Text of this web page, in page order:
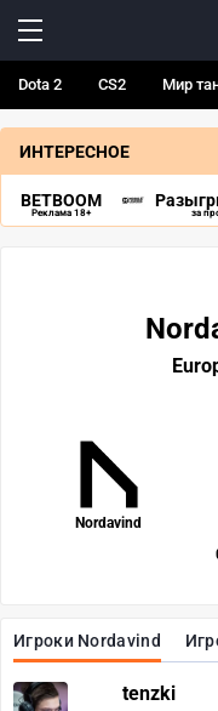
Dota 2 CS2 Мир
ИНТЕРЕСНОЕ
BETBOOM
Реклама 18+ за
Игроки Nordavind
tenzki
Nordavind